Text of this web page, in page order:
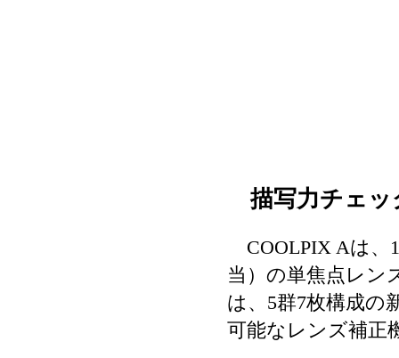
描写力チェッ
COOLPIX Aは、
当）の単焦点レン
は、5群7枚構成の
可能なレンズ補正